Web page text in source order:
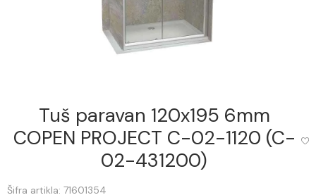
Tuš paravan 120x195 6mm
COPEN PROJECT C-02-1120 (C-
02-431200)
Šifra artikla: 71601354